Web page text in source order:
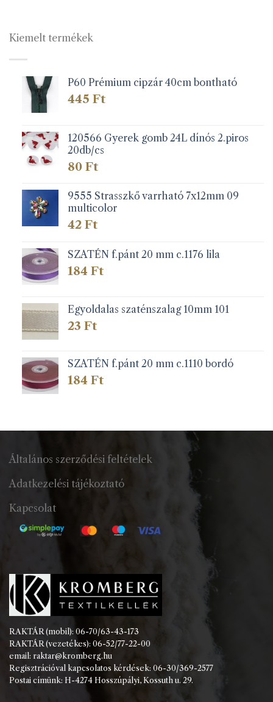
Kiemelt termékek
P60 Prémium cipzár 40cm bontható
445 Ft
120566 Gyerek gomb 24L dínós 2.piros
20db/cs
80 Ft
9555 Strasszkő varrható 7x12mm 09
multicolor
42 Ft
SZATÉN f.pánt 20 mm c.1176 lila
184 Ft
Egyoldalas szaténszalag 10mm 101
23 Ft
SZATÉN f.pánt 20 mm c.1110 bordó
184 Ft
Általános szerződési feltételek
Adatkezelési tájékoztató
Kapcsolat
RAKTÁR (mobil): 06-70/63-43-173
RAKTÁR (vezetékes): 06-52/77-22-00
email: raktar@kromberg.hu
Regisztrációval kapcsolatos kérdések: 06-30/369-2577
Postai címünk: H-4274 Hosszúpályi, Kossuth u. 29.